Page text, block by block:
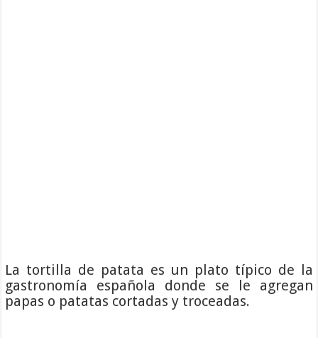
La tortilla de patata es un plato típico de la
gastronomía española donde se le agregan
papas o patatas cortadas y troceadas.